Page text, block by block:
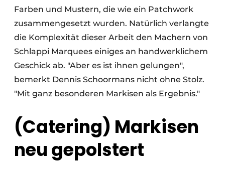
Farben und Mustern, die wie ein Patchwork
zusammengesetzt wurden. Natürlich verlangte
die Komplexität dieser Arbeit den Machern von
Schlappi Marquees einiges an handwerklichem
Geschick ab. "Aber es ist ihnen gelungen",
bemerkt Dennis Schoormans nicht ohne Stolz.
"Mit ganz besonderen Markisen als Ergebnis."
(Catering) Markisen
neu gepolstert